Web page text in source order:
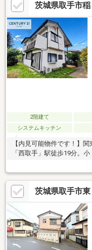
茨城県取手市
2階建て
システムキッチン
【内見可能物件です！】
「西取手」駅徒歩19分。
茨城県取手市